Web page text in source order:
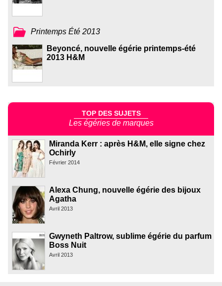
Printemps Été 2013
Beyoncé, nouvelle égérie printemps-été
2013 H&M
TOP DES SUJETS
Les égéries de marques
Miranda Kerr : après H&M, elle signe chez
Ochirly
Février 2014
Alexa Chung, nouvelle égérie des bijoux
Agatha
Avril 2013
Gwyneth Paltrow, sublime égérie du parfum
Boss Nuit
Avril 2013